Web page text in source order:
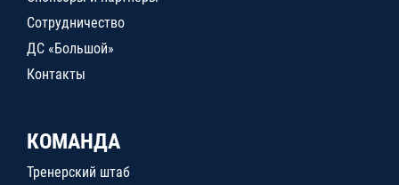
Сотрудничество
ДС «Большой»
Контакты
КОМАНДА
Тренерский штаб